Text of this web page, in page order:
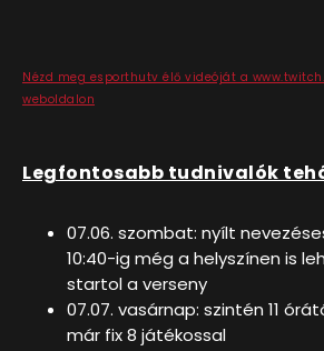
Nézd meg esporthutv élő videóját a
weboldalon
Legfontosabb tudnivalók
07.06. szombat: nyílt
10:40-ig még a helyszínen is
startol a verseny
07.07. vasárnap: szintén 11
már fix 8 játékossal